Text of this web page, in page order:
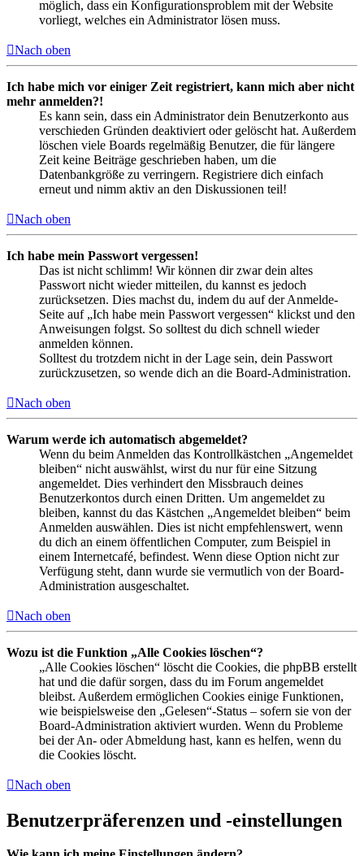
möglich, dass ein Konfigurationsproblem mit der Website
vorliegt, welches ein Administrator lösen muss.
Nach oben
Ich habe mich vor einiger Zeit registriert, kann mich aber nicht
mehr anmelden?!
Es kann sein, dass ein Administrator dein Benutzerkonto aus
verschieden Gründen deaktiviert oder gelöscht hat. Außerdem
löschen viele Boards regelmäßig Benutzer, die für längere
Zeit keine Beiträge geschrieben haben, um die
Datenbankgröße zu verringern. Registriere dich einfach
erneut und nimm aktiv an den Diskussionen teil!
Nach oben
Ich habe mein Passwort vergessen!
Das ist nicht schlimm! Wir können dir zwar dein altes
Passwort nicht wieder mitteilen, du kannst es jedoch
zurücksetzen. Dies machst du, indem du auf der Anmelde-
Seite auf „Ich habe mein Passwort vergessen“ klickst und den
Anweisungen folgst. So solltest du dich schnell wieder
anmelden können.
Solltest du trotzdem nicht in der Lage sein, dein Passwort
zurückzusetzen, so wende dich an die Board-Administration.
Nach oben
Warum werde ich automatisch abgemeldet?
Wenn du beim Anmelden das Kontrollkästchen „Angemeldet
bleiben“ nicht auswählst, wirst du nur für eine Sitzung
angemeldet. Dies verhindert den Missbrauch deines
Benutzerkontos durch einen Dritten. Um angemeldet zu
bleiben, kannst du das Kästchen „Angemeldet bleiben“ beim
Anmelden auswählen. Dies ist nicht empfehlenswert, wenn
du dich an einem öffentlichen Computer, zum Beispiel in
einem Internetcafé, befindest. Wenn diese Option nicht zur
Verfügung steht, dann wurde sie vermutlich von der Board-
Administration ausgeschaltet.
Nach oben
Wozu ist die Funktion „Alle Cookies löschen“?
„Alle Cookies löschen“ löscht die Cookies, die phpBB erstellt
hat und die dafür sorgen, dass du im Forum angemeldet
bleibst. Außerdem ermöglichen Cookies einige Funktionen,
wie beispielsweise den „Gelesen“-Status – sofern sie von der
Board-Administration aktiviert wurden. Wenn du Probleme
bei der An- oder Abmeldung hast, kann es helfen, wenn du
die Cookies löscht.
Nach oben
Benutzerpräferenzen und -einstellungen